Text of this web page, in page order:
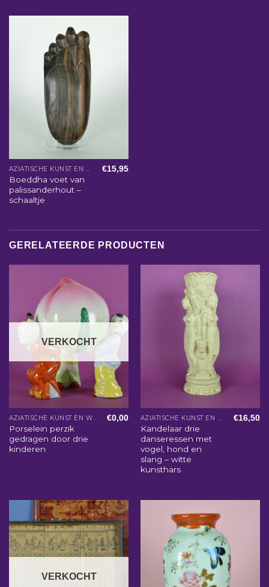
AZIATISCHE KUNST EN WOONACCESSOIRES
Boeddha voet van
palissanderhout –
schaaltje
€15,95
GERELATEERDE PRODUCTEN
VERKOCHT
AZIATISCHE KUNST EN WOONACCESSOIRES
Porselein perzik
gedragen door drie
kinderen
€0,00 AZIATISCHE KUNST EN WOONACCESSOIRES
Kandelaar drie
danseressen met
vogel, hond en
slang – witte
kunsthars
€16,50
VERKOCHT